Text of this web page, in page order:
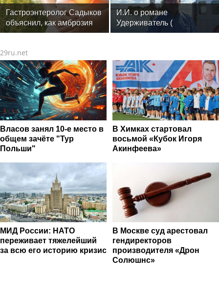
здоровья
Гастроэнтеролог Садыков
объяснил, как амброзия
может влиять на ЖКТ
И.И. о романе
Удерживатель (
Удерживающий сейчас )
Малышева ( роман
опубликован в 2016 г. )
29ru.net
Власов занял 10-е место в
общем зачёте "Тур
Польши"
В Химках стартовал
восьмой «Кубок Игоря
Акинфеева»
МИД России: НАТО
переживает тяжелейший
за всю его историю кризис
В Москве суд арестовал
гендиректоров
производителя «Дрон
Солюшнс»